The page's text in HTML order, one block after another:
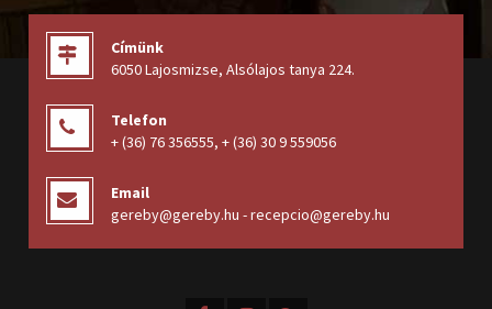
Címünk
6050 Lajosmizse, Alsólajos tanya 224.
Telefon
+ (36) 76 356555, + (36) 30 9 559056
Email
gereby@gereby.hu - recepcio@gereby.hu